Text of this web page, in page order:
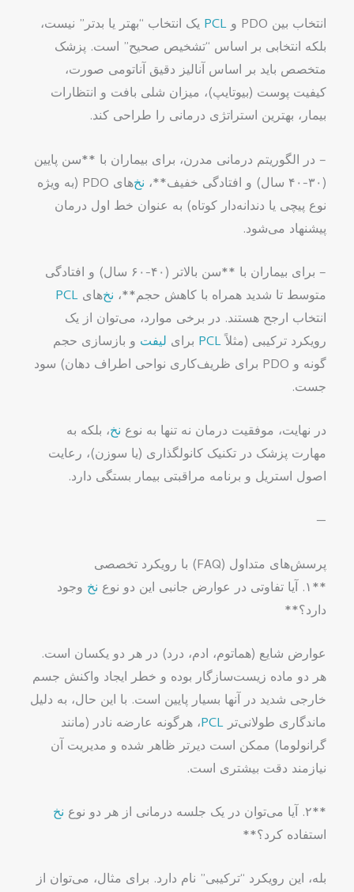
انتخاب بین PDO و
PCL یک انتخاب “بهتر یا بدتر” نیست،
بلکه انتخابی بر اساس “تشخیص صحیح” است. پزشک
متخصص باید بر اساس آنالیز دقیق آناتومی صورت،
کیفیت پوست (بیوتایپ)، میزان شلی بافت و انتظارات
بیمار، بهترین استراتژی درمانی را طراحی کند.
– در الگوریتم درمانی مدرن، برای بیماران با **سن پایین
(۳۰-۴۰ سال) و افتادگی خفیف**،
نخ
‌های PDO (به ویژه
نوع پیچی یا دندانه‌دار کوتاه) به عنوان خط اول درمان
پیشنهاد می‌شود.
– برای بیماران با **سن بالاتر (۴۰-۶۰ سال) و افتادگی
متوسط تا شدید همراه با کاهش حجم**، نخ‌هایPCL
انتخاب ارجح هستند. در برخی موارد، می‌توان از یک
رویکرد ترکیبی (مثلاًPCL برای لیفت و بازسازی حجم
گونه و PDO برای ظریف‌کاری نواحی اطراف دهان) سود
جست.
در نهایت، موفقیت درمان نه تنها به نوع نخ، بلکه به
مهارت پزشک در تکنیک کانولگذاری (یا سوزن)، رعایت
اصول استریل و برنامه مراقبتی بیمار بستگی دارد.
—
پرسش‌های متداول (FAQ) با رویکرد تخصصی
**۱. آیا تفاوتی در عوارض جانبی این دو نوع
نخ وجود
دارد؟**
عوارض شایع (هماتوم، ادم، درد) در هر دو یکسان است.
هر دو ماده زیست‌سازگار بوده و خطر ایجاد واکنش جسم
خارجی شدید در آنها بسیار پایین است. با این حال، به دلیل
ماندگاری طولانی‌ترPCL، هرگونه عارضه نادر (مانند
گرانولوما) ممکن است دیرتر ظاهر شده و مدیریت آن
نیازمند دقت بیشتری است.
**۲. آیا می‌توان در یک جلسه درمانی از هر دو نوع
نخ
استفاده کرد؟**
بله، این رویکرد “ترکیبی” نام دارد. برای مثال، می‌توان از